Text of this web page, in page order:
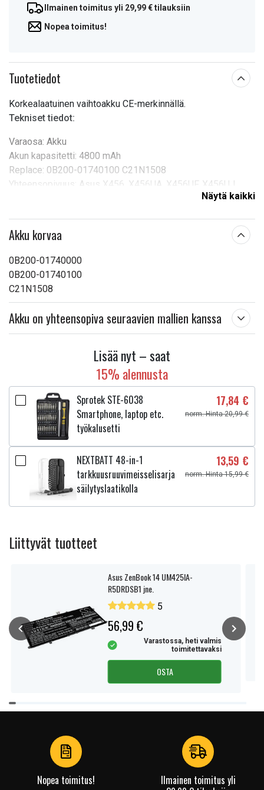
Ilmainen toimitus yli 29,99 € tilauksiin
Nopea toimitus!
Tuotetiedot
Korkealaatuinen vaihtoakku CE-merkinnällä.
Tekniset tiedot:
Varaosa: Akku
Akun kapasitetti: 4800 mAh
Replace: 0B200-01740100 C21N1508
Yhteensopivuus: Asus X456, X456UA, X456UF, X456UJ,
Jännite:
Mitat:
Näytä kaikki
Akku korvaa
0B200-01740000
0B200-01740100
C21N1508
Akku on yhteensopiva seuraavien mallien kanssa
Lisää nyt – saat
15% alennusta
Sprotek STE-6038
Smartphone, laptop etc.
työkalusetti
17,84 €
norm. Hinta 20,99 €
NEXTBATT 48-in-1
tarkkuusruuvimeisselisarja
säilytyslaatikolla
13,59 €
norm. Hinta 15,99 €
Liittyvät tuotteet
Asus ZenBook 14 UM425IA-
R5DRDSB1 jne.
5
56,99 €
Varastossa, heti valmis
toimitettavaksi
OSTA
Item
1
Nopea toimitus!
Ilmainen toimitus yli